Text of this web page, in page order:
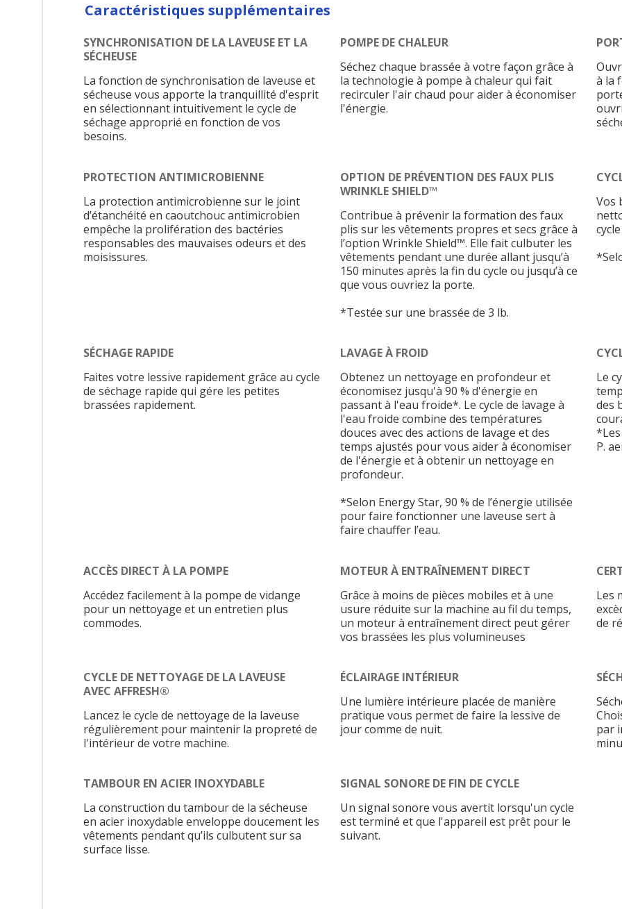
Caractéristiques supplémentaires
SYNCHRONISATION DE LA LAVEUSE ET LA
SÉCHEUSE
La fonction de synchronisation de laveuse et
sécheuse vous apporte la tranquillité d'esprit
en sélectionnant intuitivement le cycle de
séchage approprié en fonction de vos
besoins.
POMPE DE CHALEUR
Séchez chaque brassée à votre façon grâce à
la technologie à pompe à chaleur qui fait
recirculer l'air chaud pour aider à économiser
l'énergie.
à la
PROTECTION ANTIMICROBIENNE
La protection antimicrobienne sur le joint
d’étanchéité en caoutchouc antimicrobien
empêche la prolifération des bactéries
responsables des mauvaises odeurs et des
moisissures.
OPTION DE PRÉVENTION DES FAUX PLIS
WRINKLE SHIELD™
Contribue à prévenir la formation des faux
plis sur les vêtements propres et secs grâce à
l’option Wrinkle Shield™. Elle fait culbuter les
vêtements pendant une durée allant jusqu’à
150 minutes après la fin du cycle ou jusqu’à ce
que vous ouvriez la porte.
*Testée sur une brassée de 3 lb.
Vos
SÉCHAGE RAPIDE
Faites votre lessive rapidement grâce au cycle
de séchage rapide qui gére les petites
brassées rapidement.
LAVAGE À FROID
Obtenez un nettoyage en profondeur et
économisez jusqu'à 90 % d'énergie en
passant à l'eau froide*. Le cycle de lavage à
l'eau froide combine des températures
douces avec des actions de lavage et des
temps ajustés pour vous aider à économiser
de l'énergie et à obtenir un nettoyage en
profondeur.
*Selon Energy Star, 90 % de l’énergie utilisée
pour faire fonctionner une laveuse sert à
faire chauffer l’eau.
Le
des
P.
ACCÈS DIRECT À LA POMPE
Accédez facilement à la pompe de vidange
pour un nettoyage et un entretien plus
commodes.
MOTEUR À ENTRAÎNEMENT DIRECT
Grâce à moins de pièces mobiles et à une
usure réduite sur la machine au fil du temps,
un moteur à entraînement direct peut gérer
vos brassées les plus volumineuses
Les
de
CYCLE DE NETTOYAGE DE LA LAVEUSE
AVEC AFFRESH®
Lancez le cycle de nettoyage de la laveuse
régulièrement pour maintenir la propreté de
l'intérieur de votre machine.
ÉCLAIRAGE INTÉRIEUR
Une lumière intérieure placée de manière
pratique vous permet de faire la lessive de
jour comme de nuit.
par
TAMBOUR EN ACIER INOXYDABLE
La construction du tambour de la sécheuse
en acier inoxydable enveloppe doucement les
vêtements pendant qu’ils culbutent sur sa
surface lisse.
SIGNAL SONORE DE FIN DE CYCLE
Un signal sonore vous avertit lorsqu'un cycle
est terminé et que l'appareil est prêt pour le
suivant.